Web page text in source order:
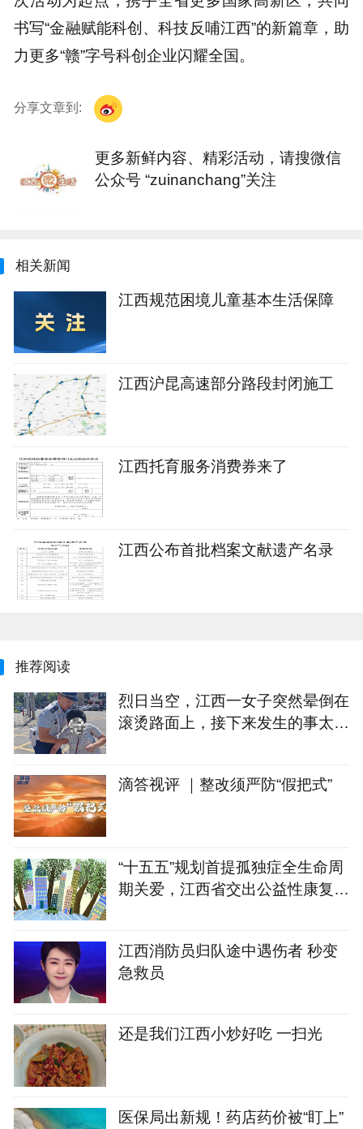
书写“金融赋能科创、科技反哺江西”的新篇章，助
力更多“赣”字号科创企业闪耀全国。
分享文章到:
更多新鲜内容、精彩活动，请搜微信
公众号 “zuinanchang”关注
相关新闻
江西规范困境儿童基本生活保障
江西沪昆高速部分路段封闭施工
江西托育服务消费券来了
江西公布首批档案文献遗产名录
推荐阅读
烈日当空，江西一女子突然晕倒在
滚烫路面上，接下来发生的事太暖
滴答视评 ｜整改须严防“假把式”
“十五五”规划首提孤独症全生命周
期关爱，江西省交出公益性康复服
江西消防员归队途中遇伤者 秒变
急救员
还是我们江西小炒好吃 一扫光
医保局出新规！药店药价被“盯上”